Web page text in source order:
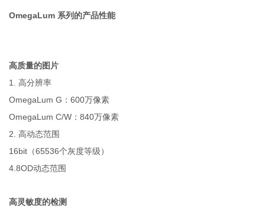
OmegaLum 系列的产品性能
高质量的图片
1.高分辨率
OmegaLum G ：600万像素
OmegaLum C/W ：840万像素
2.高动态范围
16bit （65536个灰度等级）
4.8OD动态范围
高灵敏度的检测